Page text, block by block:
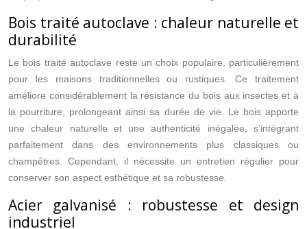
Bois traité autoclave : chaleur naturelle et
durabilité
Le bois traité autoclave reste un choix populaire, particulièrement
pour les maisons traditionnelles ou rustiques. Ce traitement
améliore considérablement la résistance du bois aux insectes et à
la pourriture, prolongeant ainsi sa durée de vie. Le bois apporte
une chaleur naturelle et une authenticité inégalée, s’intégrant
parfaitement dans des environnements plus classiques ou
champêtres. Cependant, il nécessite un entretien régulier pour
conserver son aspect esthétique et sa robustesse.
Acier galvanisé : robustesse et design
industriel